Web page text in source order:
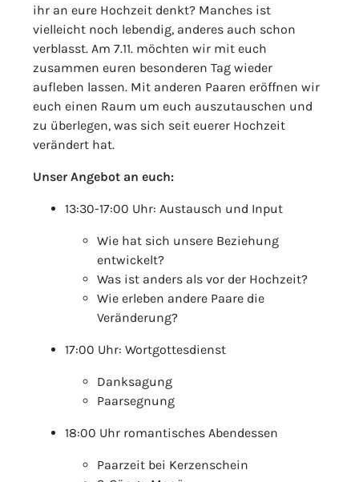
ihr an eure Hochzeit denkt? Manches ist
vielleicht noch lebendig, anderes auch schon
verblasst. Am 7.11. möchten wir mit euch
zusammen euren besonderen Tag wieder
aufleben lassen. Mit anderen Paaren eröffnen wir
euch einen Raum um euch auszutauschen und
zu überlegen, was sich seit euerer Hochzeit
verändert hat.
Unser Angebot an euch:
13:30-17:00 Uhr: Austausch und Input
Wie hat sich unsere Beziehung
entwickelt?
Was ist anders als vor der Hochzeit?
Wie erleben andere Paare die
Veränderung?
17:00 Uhr: Wortgottesdienst
Danksagung
Paarsegnung
18:00 Uhr romantisches Abendessen
Paarzeit bei Kerzenschein